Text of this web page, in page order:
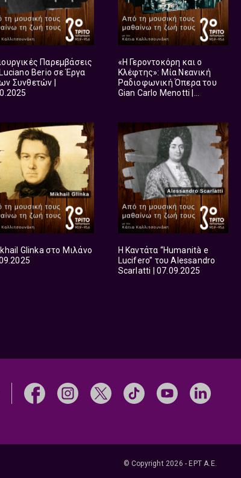
Παρεμβάσεις
Berio σε Έργα
Συνθετών |
«Η Γεροντοκόρη και ο
Κλέφτης»: Μία Νεανική
Ραδιοφωνική Όπερα του
Gian Carlo Menotti |
Glinka στο Μιλάνο
Η Καντάτα “Humanità e
Lucifero” του Alessandro
Scarlatti | 07.09.2025
© Copyright 2026 - ΕΡΤ Α.Ε.